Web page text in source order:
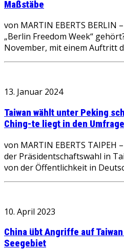
Maßstäbe
von MARTIN EBERTS BERLIN
„Berlin Freedom Week“
November, mit einem Auftritt
13. Januar 2024
Taiwan wählt unter Peking
Ching-te liegt in den
von MARTIN EBERTS TAIPEH
der Präsidentschaftswahl in
von der Öffentlichkeit in
10. April 2023
China übt Angriffe auf
Seegebiet